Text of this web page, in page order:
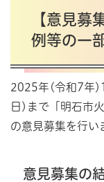
【意見募
例等の一
2025年(令和7年
日)まで「明石市
の意見募集を行い
意見募集の